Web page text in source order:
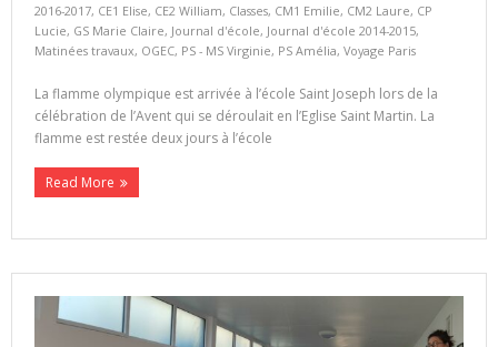
2016-2017, CE1 Elise, CE2 William, Classes, CM1 Emilie, CM2 Laure, CP
Lucie, GS Marie Claire, Journal d'école, Journal d'école 2014-2015,
Matinées travaux, OGEC, PS - MS Virginie, PS Amélia, Voyage Paris
La flamme olympique est arrivée à l’école Saint Joseph lors de la
célébration de l’Avent qui se déroulait en l’Eglise Saint Martin. La
flamme est restée deux jours à l’école
Read More